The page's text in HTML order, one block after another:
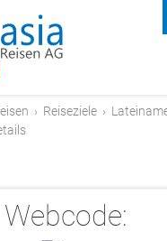
› Reiseziele ›
Webcode: